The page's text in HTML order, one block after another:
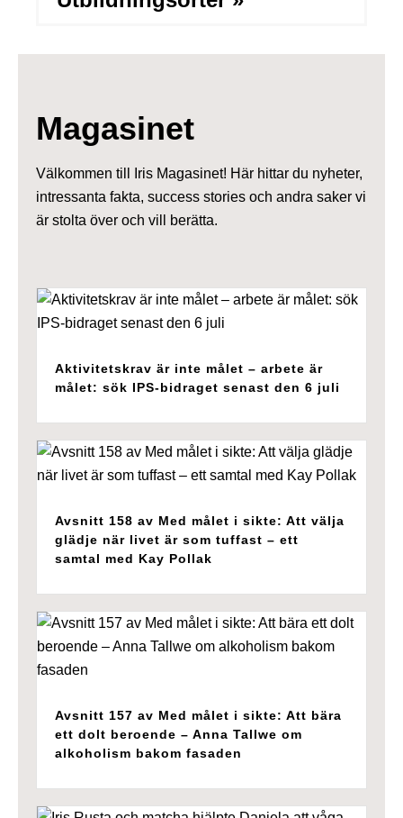
Magasinet
Välkommen till Iris Magasinet! Här hittar du nyheter,
intressanta fakta, success stories och andra saker vi
är stolta över och vill berätta.
Aktivitetskrav är inte målet – arbete är
målet: sök IPS-bidraget senast den 6 juli
Avsnitt 158 av Med målet i sikte: Att välja
glädje när livet är som tuffast – ett
samtal med Kay Pollak
Avsnitt 157 av Med målet i sikte: Att bära
ett dolt beroende – Anna Tallwe om
alkoholism bakom fasaden